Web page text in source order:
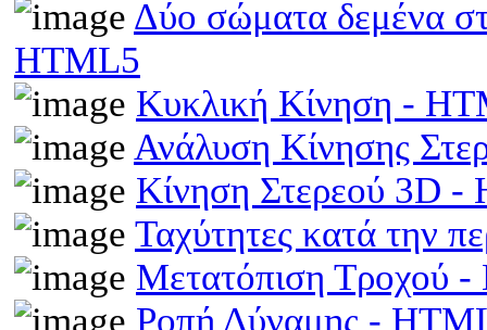
Δύο σώματα δεμένα
HTML5
Κυκλική Κίνηση -
Ανάλυση Κίνησης
Κίνηση Στερεού 3D -
Ταχύτητες κατά την
Μετατόπιση Τροχού
Ροπή Δύναμης -